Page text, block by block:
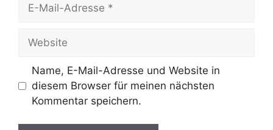
Mail-
Name, E-Mail-Adresse und Website in
diesem Browser für meinen nächsten
Kommentar speichern.